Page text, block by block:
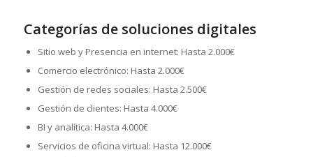
Categorías de soluciones digitales
Sitio web y Presencia en internet: Hasta 2.000€
Comercio electrónico: Hasta 2.000€
Gestión de redes sociales: Hasta 2.500€
Gestión de clientes: Hasta 4.000€
BI y analítica: Hasta 4.000€
Servicios de oficina virtual: Hasta 12.000€